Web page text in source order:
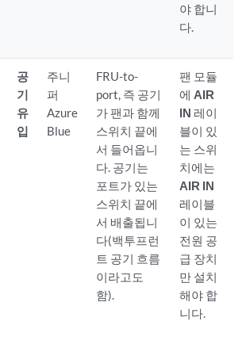
야 합니
다.
공
기
유
입
주니
퍼
Azure
Blue
FRU-to-
port, 즉 공기
가 팬과 함께
스위치 끝에
서 들어옵니
다. 공기는
포트가 있는
스위치 끝에
서 배출됩니
다(백투프런
트 공기 흐름
이라고도
함).
팬 모듈
에 AIR
IN레이
블이 있
는 스위
치에는
AIR IN
레이블
이 있는
전원 공
급 장치
만 설치
해야 합
니다.